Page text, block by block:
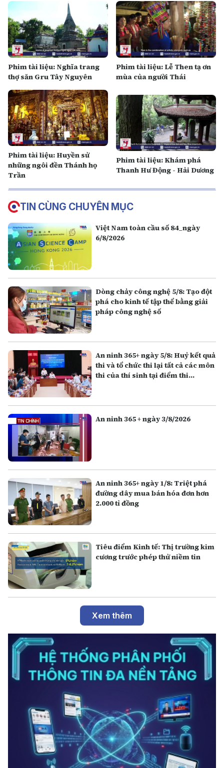
Phim tài liệu: Nghĩa trang
thợ săn Gru Tây Nguyên
Phim tài liệu: Lễ Then tạ ơn
mùa của người Thái
Phim tài liệu: Huyền sử
những ngôi đền Thánh họ
Trần
Phim tài liệu: Khám phá
Thanh Hư Động - Hải Dương
TIN CÙNG CHUYÊN MỤC
Việt Nam toàn cầu số 84_ngày
6/8/2026
Dòng chảy công nghệ 5/8: Tạo đột
phá cho kinh tế tập thể bằng giải
pháp công nghệ số
An ninh 365+ ngày 5/8: Huỷ kết quả
thi và tổ chức thi lại tất cả các môn
thi của thí sinh tại điểm thi
An ninh 365 + ngày 3/8/2026
An ninh 365+ ngày 1/8: Triệt phá
đường dây mua bán hóa đơn hơn
2.000 tỉ đồng
Tiêu điểm Kinh tế: Thị trường kim
cương trước phép thử niềm tin
Xem thêm